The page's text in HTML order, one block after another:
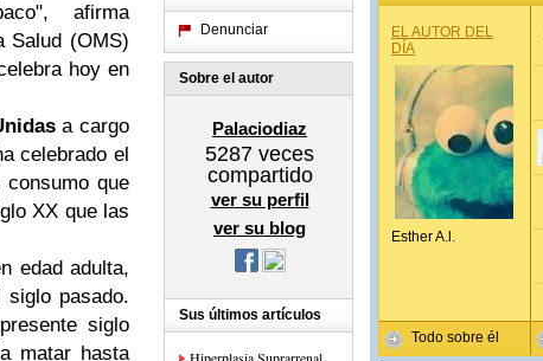
afirma
Salud (OMS)
hoy en
a cargo
celebrado el
que
XX que las
edad adulta,
siglo pasado.
siglo
matar hasta
Denunciar
Sobre el autor
Palaciodiaz
5287 veces
compartido
ver su perfil
ver su blog
Sus últimos artículos
EL AUTOR DEL
DÍA
Esther A.l.
Todo sobre él